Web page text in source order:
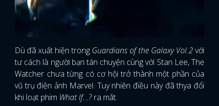
Dù đã xuất hiện trong Guardians of the Galaxy Vol.2với
tư cách là người bạn tán chuyện cùng với Stan Lee, The
Watcher chưa từng có cơ hội trở thành một phần của
vũ trụ điện ảnh Marvel. Tuy nhiên điều này đã thya đổi
khi loạt phim What If…? ra mắt.